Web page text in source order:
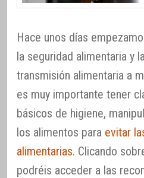
Hace unos días
la seguridad alimentaria y
transmisión alimentaria a
es muy importante tener
básicos de higiene,
los alimentos para evitar
alimentarias. Clicando
podréis acceder a las